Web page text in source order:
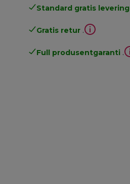
Standard gratis levering
Gratis retur .
Full produsentgaranti .